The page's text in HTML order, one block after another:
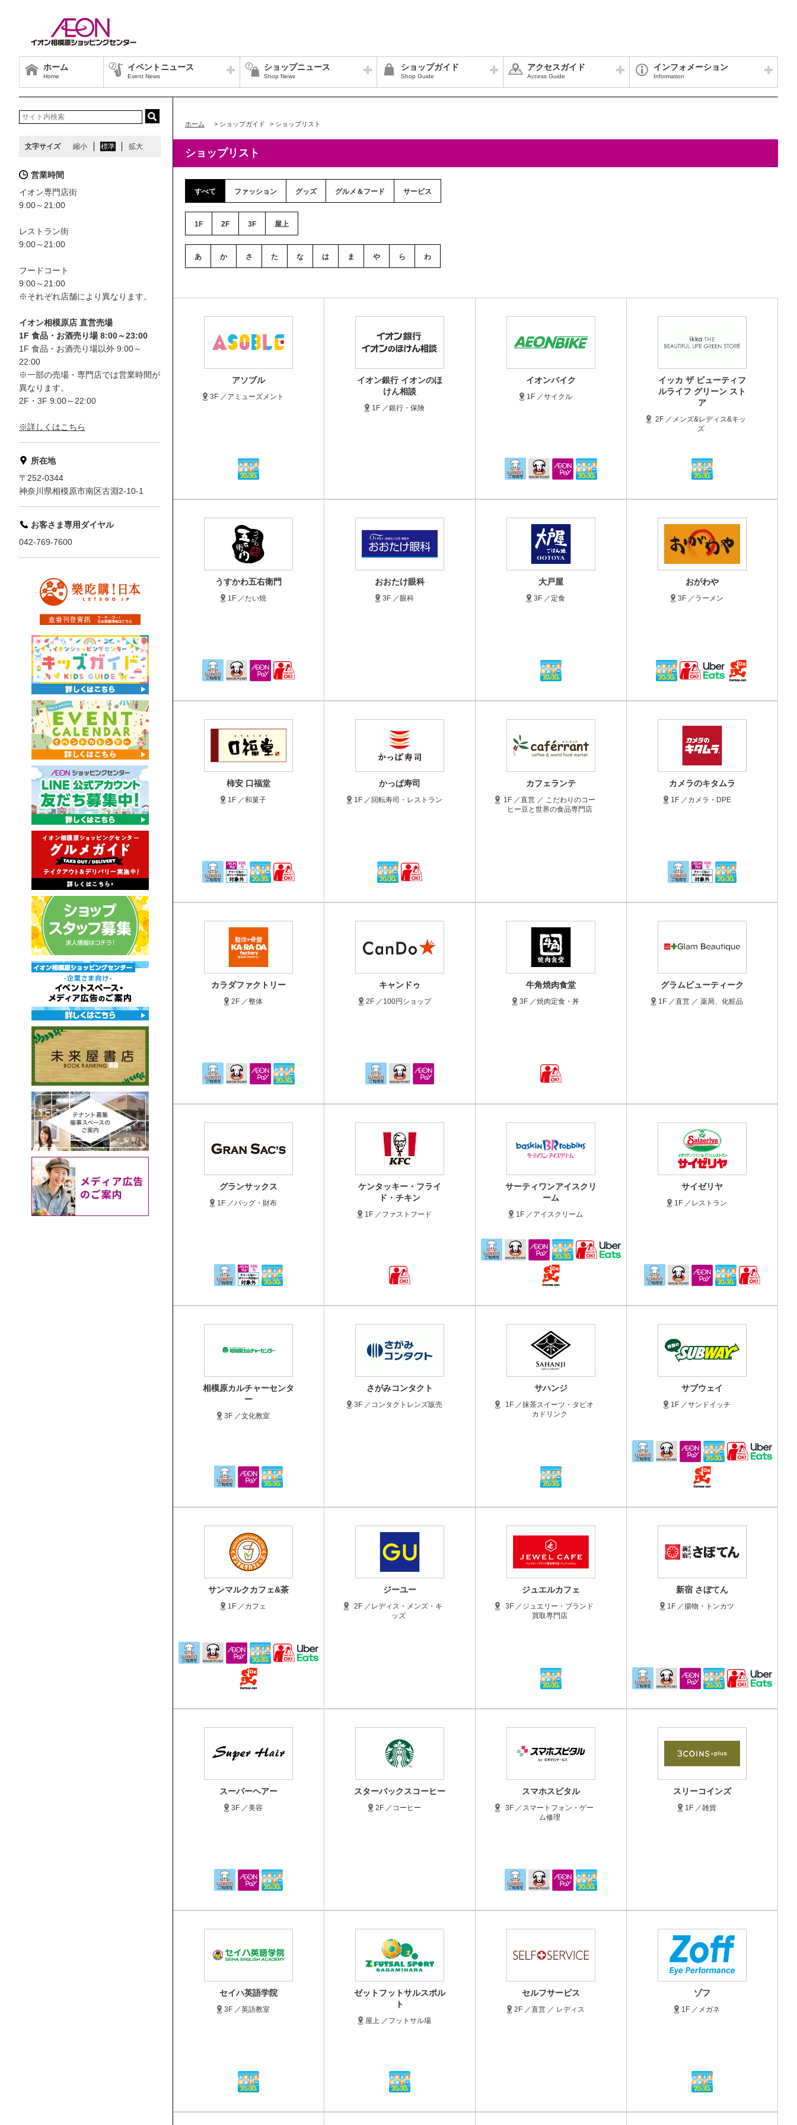
ホーム
Home
イベントニュース
Event News
ショップニュース
Shop News
ショップガイド
Shop Guide
アクセスガイド
Access Guide
インフォメーション
Information
ホーム > ショップガイド > ショップリスト
ショップリスト
すべて ファッション グッズ グルメ＆フード サービス
1F 2F 3F 屋上
あ か さ た な は ま や ら わ
アソブル
3F ／アミューズメント
イオン銀行 イオンのほ
けん相談
1F ／銀行・保険
イオンバイク
1F ／サイクル
イッカ ザ ビューティフ
ルライフ グリーン スト
ア
2F ／メンズ&レディス&キッ
ズ
うすかわ五右衛門
1F ／たい焼
おおたけ眼科
3F ／眼科
大戸屋
3F ／定食
おがわや
3F ／ラーメン
柿安 口福堂
1F ／和菓子
かっぱ寿司
1F ／回転寿司・レストラン
カフェランテ
1F ／直営 ／ こだわりのコー
ヒー豆と世界の食品専門店
カメラのキタムラ
1F ／カメラ・DPE
カラダファクトリー
2F ／整体
キャンドゥ
2F ／100円ショップ
牛角焼肉食堂
3F ／焼肉定食・丼
グラムビューティーク
1F ／直営 ／ 薬局、化粧品
グランサックス
1F ／バッグ・財布
ケンタッキー・フライ
ド・チキン
1F ／ファストフード
サーティワンアイスクリ
ーム
1F ／アイスクリーム
サイゼリヤ
1F ／レストラン
相模原カルチャーセンタ
ー
3F ／文化教室
さがみコンタクト
3F ／コンタクトレンズ販売
サハンジ
1F ／抹茶スイーツ・タピオ
カドリンク
サブウェイ
1F ／サンドイッチ
サンマルクカフェ&茶
1F ／カフェ
ジーユー
2F ／レディス・メンズ・キ
ッズ
ジュエルカフェ
3F ／ジュエリー・ブランド
買取専門店
新宿 さぼてん
1F ／揚物・トンカツ
スーパーヘアー
3F ／美容
スターバックスコーヒー
2F ／コーヒー
スマホスピタル
3F ／スマートフォン・ゲー
ム修理
スリーコインズ
1F ／雑貨
セイハ英語学院
3F ／英語教室
ゼットフットサルスポル
ト
屋上 ／フットサル場
セルフサービス
2F ／直営 ／ レディス
ゾフ
1F ／メガネ
文字サイズ 縮小 標準 拡大
営業時間
イオン専門店街
9:00～21:00
レストラン街
9:00～21:00
フードコート
9:00～21:00
※それぞれ店舗により異なります。
イオン相模原店 直営売場
1F 食品・お酒売り場 8:00～23:00
1F 食品・お酒売り場以外 9:00～
22:00
※一部の売場・専門店では営業時間が
異なります。
2F・3F 9:00～22:00
※詳しくはこちら
所在地
〒252-0344
神奈川県相模原市南区古淵2-10-1
お客さま専用ダイヤル
042-769-7600